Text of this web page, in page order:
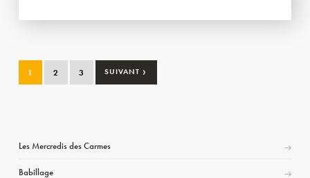
1 2 3 SUIVANT ›
Les Mercredis des Carmes
Babillage